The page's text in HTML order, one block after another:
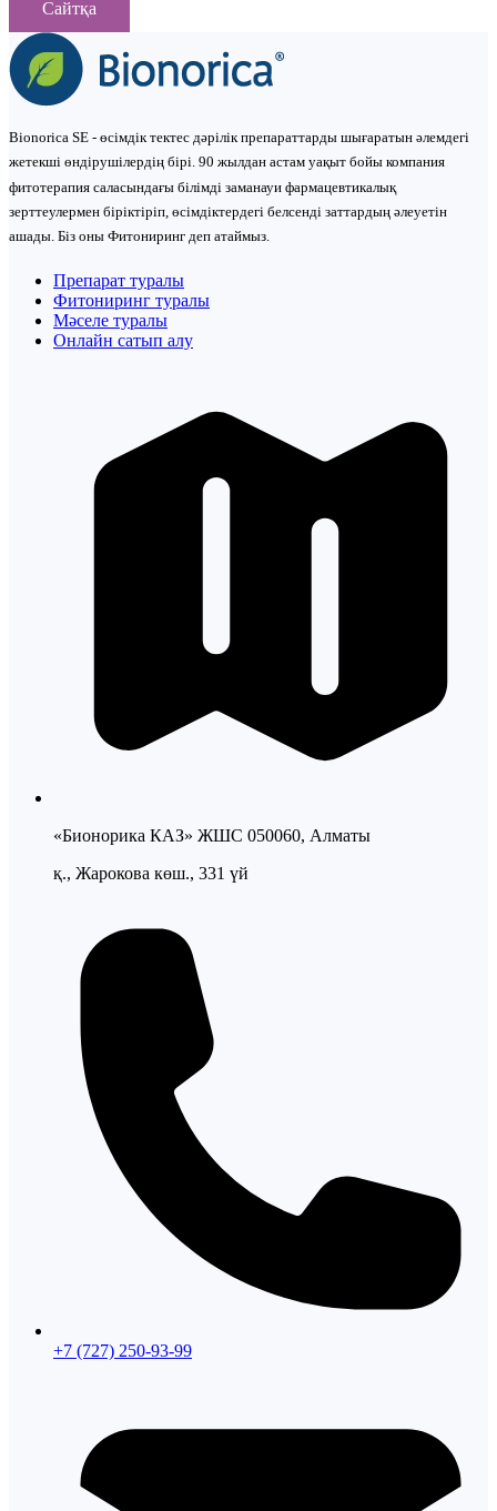
Сайтқа
Bionorica SE - өсімдік тектес дәрілік препараттарды шығаратын әлемдегі
жетекші өндірушілердің бірі. 90 жылдан астам уақыт бойы компания
фитотерапия саласындағы білімді заманауи фармацевтикалық
зерттеулермен біріктіріп, өсімдіктердегі белсенді заттардың әлеуетін
ашады. Біз оны Фитониринг деп атаймыз.
Препарат туралы
Фитониринг туралы
Мәселе туралы
Онлайн сатып алу
«Бионорика КАЗ» ЖШС 050060, Алматы
қ., Жарокова көш., 331 үй
+7 (727) 250-93-99